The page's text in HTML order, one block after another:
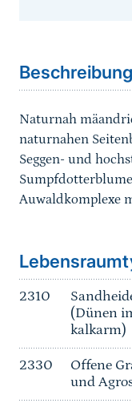
Beschreibung
Naturnah
naturnahen
Seggen- und
Auwaldkomplexe
2310
(Dünen
kalkarm)
2330
Offene
und